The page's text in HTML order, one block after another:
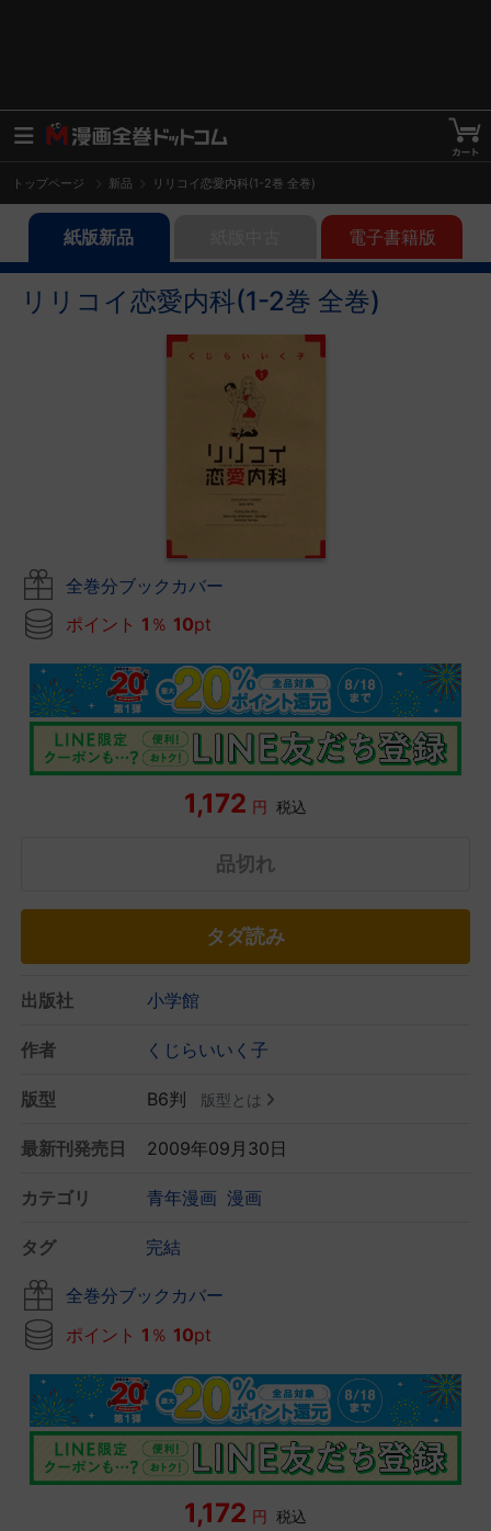
トップページ 新品 リリコイ恋愛内科(1-2巻 全巻)
紙版新品 電子書籍版
リリコイ恋愛内科(1-2巻 全巻)
全巻分ブックカバー
ポイント 1 ％ 10pt
1,172 円 税込
品切れ
タダ読み
出版社 小学館
作者 くじらいいく子
版型 B6判 版型とは
最新刊発売日 2009年09月30日
カテゴリ 青年漫画 漫画
タグ 完結
全巻分ブックカバー
ポイント 1 ％ 10pt
1,172 円 税込